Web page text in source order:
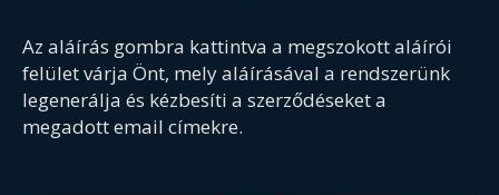
Az aláírás gombra kattintva a megszokott aláírói
felület várja Önt, mely aláírásával a rendszerünk
legenerálja és kézbesíti a szerződéseket a
megadott email címekre.